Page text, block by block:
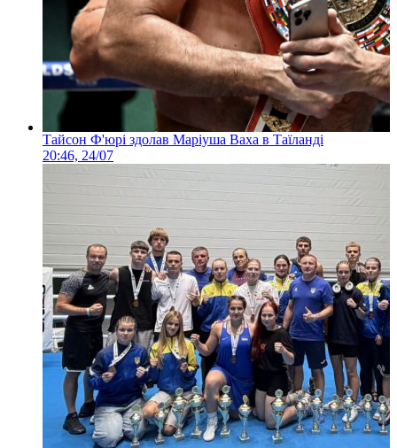
Тайсон Ф'юрі здолав Маріуша Ваха в Таїланді
20:46, 24/07